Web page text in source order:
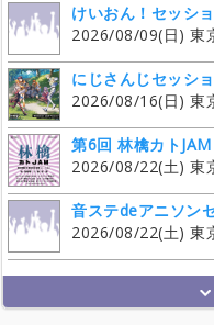
けいおん！セッシ
2026/08/09(日) 東
にじさんじセッシ
2026/08/16(日) 東
第6回 林檎カト
2026/08/22(土) 東
音ステdeアニソン
2026/08/22(土) 東